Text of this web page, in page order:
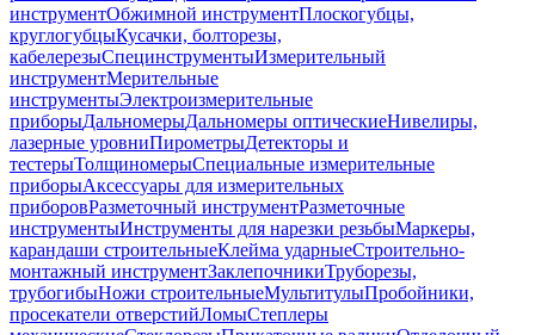
инструментОбжимной инструментПлоскогубцы,
круглогубцыКусачки, болторезы,
кабелерезыСпецинструментыИзмерительный
инструментМерительные
инструментыЭлектроизмерительные
приборыДальномерыДальномеры оптическиеНивелиры,
лазерные уровниПирометрыДетекторы и
тестерыТолщиномерыСпециальные измерительные
приборыАксессуары для измерительных
приборовРазметочный инструментРазметочные
инструментыИнструменты для нарезки резьбыМаркеры,
карандаши строительныеКлейма ударныеСтроительно-
монтажный инструментЗаклепочникиТруборезы,
трубогибыНожи строительныеМультитулыПробойники,
просекатели отверстийЛомыСтеплеры